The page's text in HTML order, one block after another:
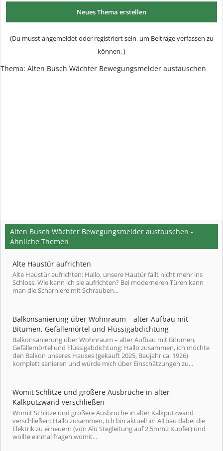
Neues Thema erstellen
(Du musst angemeldet oder registriert sein, um Beiträge verfassen zu
können. )
Thema: Alten Busch Wächter Bewegungsmelder austauschen
Alten Busch Wächter Bewegungsmelder austauschen -
Ähnliche Themen
Alte Haustür aufrichten
Alte Haustür aufrichten: Hallo, unsere Hautür fällt nicht mehr ins
Schloss. Wie kann ich sie aufrichten? Bei moderneren Türen kann
man die Scharniere mit Schrauben...
Balkonsanierung über Wohnraum – alter Aufbau mit
Bitumen, Gefällemörtel und Flüssigabdichtung
Balkonsanierung über Wohnraum – alter Aufbau mit Bitumen,
Gefällemörtel und Flüssigabdichtung: Hallo zusammen, ich möchte
den Balkon unseres Hauses (gekauft 2025, Baujahr ca. 1926)
komplett sanieren und würde mich über Einschätzungen zu...
Womit Schlitze und größere Ausbrüche in alter
Kalkputzwand verschließen
Womit Schlitze und größere Ausbrüche in alter Kalkputzwand
verschließen: Hallo zusammen, Ich bin aktuell im Altbau dabei die
Elektrik zu erneuern (von Alu Stegleitung auf 2,5mm2 Kupfer) und
wollte einmal fragen womit...